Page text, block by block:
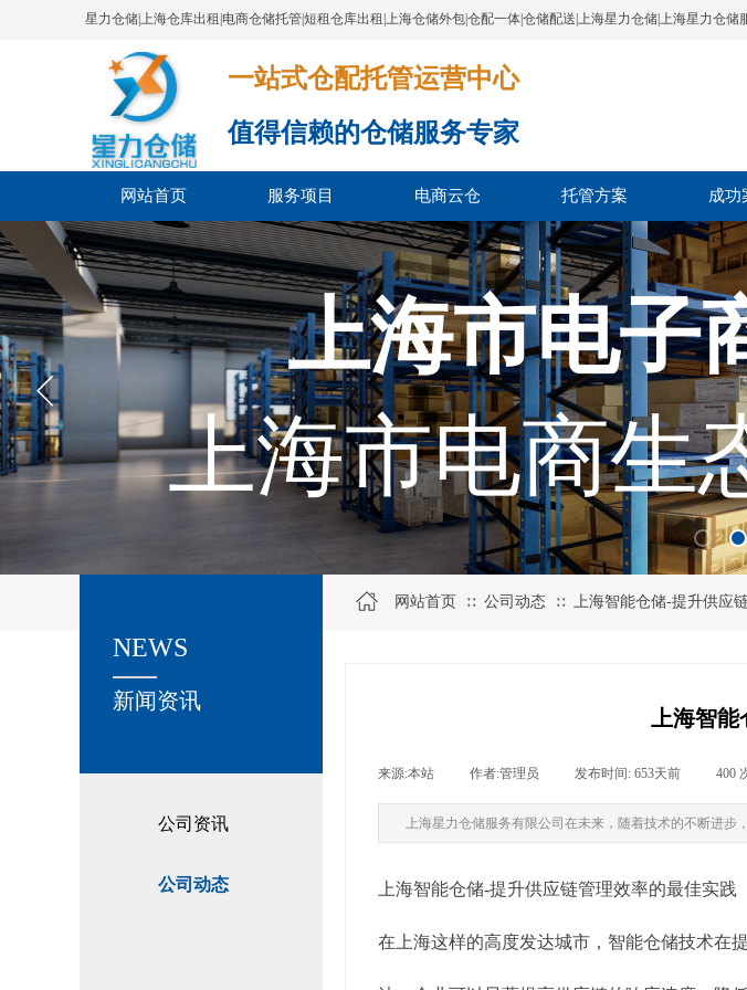
星力仓储|上海仓库出租|电商仓储托管|短租仓库出租|上海仓储外包|仓配一体|仓储配送|上海星力仓储|上海星力仓储
一站式仓配托管运营中心​​​​​​​​​​​​​​​​​
值得信赖的仓储服务专家
网站首页 服务项目 电商云仓 托管方案 成功
上海市电子
上海市电商生
公司资讯
公司动态
关于我们
新闻资讯
NEWS
网站首页 ∷ 公司动态 ∷ 上海智能仓储-提升供应
上海智能
来源:本站 作者:管理员 发布时间: 653天前 400
上海星力仓储服务有限公司在未来，随着技术的不断进
上海智能仓储-提升供应链管理效率的最佳实践
在上海这样的高度发达城市，智能仓储技术在